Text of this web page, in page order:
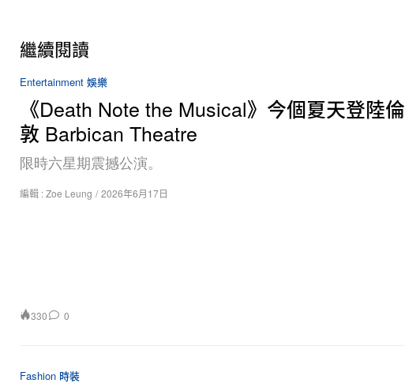
繼續閱讀
Entertainment 娛樂
《Death Note the Musical》今個夏天登陸倫
敦 Barbican Theatre
限時六星期震撼公演。
編輯 :Zoe Leung / 2026年6月17日
330 0
Fashion 時裝